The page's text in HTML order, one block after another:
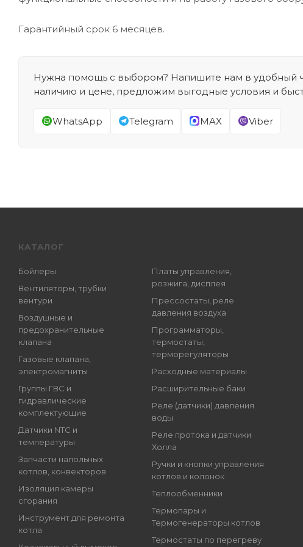
Гарантийный срок 6 месяцев.
Нужна помощь с выбором? Напишите нам в удобный
наличию и цене, предложим выгодные условия и
WhatsApp Telegram MAX Viber
КАТАЛОГ
Бойлеры
Вентиляторы, трубки
вентури
Воздушные и
предохранительные
клапана
Газовые клапана,
электромагниты
Группы ГВС и
гидравлические
комплектующие
Датчики NTC и
температуры
Запчасти напольных
котлов, конвекторов
Изоляция камеры
сгорания
Инструмент для ремонта
котла
Платы управления,
розжига, дисплея
Прессостаты, реле
давления воздуха
Программаторы,
термостаты,
терморегуляторы
Расходные материалы
Расширительные баки
Реле (датчики) давления
воды
Реле протока и датчики
Холла
Ручки и кнопки управления
котлов и колонок
Теплообменники
Термопары и
Термогенераторы котлов
Термостаты по перегреву